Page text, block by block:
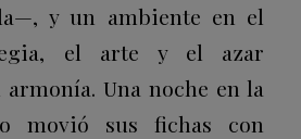
y un ambiente en el
el arte y el azar
Una noche en la
movió sus fichas con